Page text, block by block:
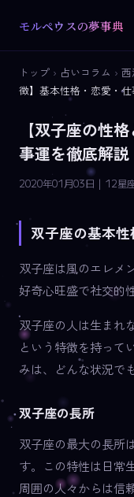
モルペウスの夢事典
トップ › 占いコラム › 西
徴】基本性格・恋愛・
【双子座の性
事運を徹底解説
2020年01月03日 | 12星
双子座の基本性
双子座は風のエレメ
好奇心旺盛で社交的
双子座の人は生まれ
という特徴を持って
みは、どんな状況で
双子座の長所
双子座の最大の長所
す。この特性は日常
周囲の人々からは信